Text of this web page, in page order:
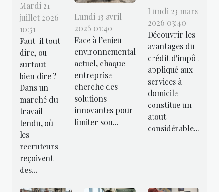
Mardi 21
juillet 2026
10:51
Faut-il tout
dire, ou
surtout
bien dire ?
Dans un
marché du
travail
tendu, où
les
recruteurs
reçoivent
des...
Lundi 13 avril
2026 01:40
Face à l’enjeu
environnemental
actuel, chaque
entreprise
cherche des
solutions
innovantes pour
limiter son...
Lundi 23 mars
2026 03:40
Découvrir les
avantages du
crédit d'impôt
appliqué aux
services à
domicile
constitue un
atout
considérable...